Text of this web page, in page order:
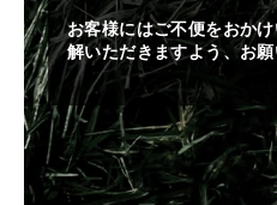
お客様にはご不便をおか
解いただきますよう、お